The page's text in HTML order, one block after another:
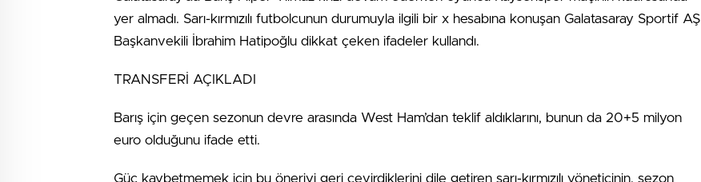
yer almadı. Sarı-kırmızılı futbolcunun durumuyla ilgili bir x hesabına konuşan Galatasaray Sportif AŞ
Başkanvekili İbrahim Hatipoğlu dikkat çeken ifadeler kullandı.
TRANSFERİ AÇIKLADI
Barış için geçen sezonun devre arasında West Ham’dan teklif aldıklarını, bunun da 20+5 milyon
euro olduğunu ifade etti.
Güç kaybetmemek için bu öneriyi geri çevirdiklerini dile getiren sarı-kırmızılı yöneticinin, sezon